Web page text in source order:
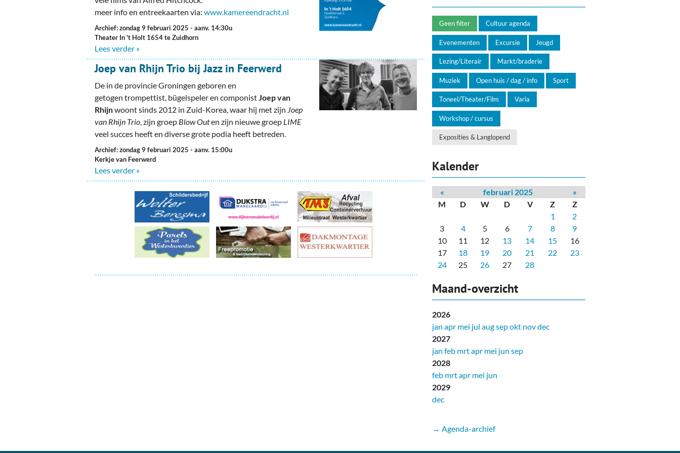
Politieke Partijen On-line bestellen in Zuidhorn
Financiën, Makelaars & Hypotheken
Diensten, Gemak & Zakelijk
(Ver) Bouw & Onderhoud
meer info en entreekaarten via:www.kamereendracht.nl
Archief: zondag 9 februari 2025- aanv. 14:30u
Theater In 't Holt 1654 te Zuidhorn
Lees verder »
Joep van Rhijn Trio bij Jazz in Feerwerd
De in de provincie Groningen geboren en
getogen trompettist, bügelspeler en componist Joep van
Rhijnwoont sinds 2012 in Zuid-Korea, waar hij met zijn Joep
van Rhijn Trio , zijn groep Blow Outen zijn nieuwe groep LIME
veel succes heeft en diverse grote podia heeft betreden.
Archief: zondag 9 februari 2025- aanv. 15:00u
Kerkje van Feerwerd
Lees verder »
Geen filter Cultuur agenda
Evenementen Excursie Jeugd
Lezing/Literair Markt/braderie
Muziek Open huis / dag / info Sport
Toneel/Theater/Film Varia
Workshop / cursus
Exposities & Langlopend
Kalender
« februari 2025
»
M
D W D V Z
Z
1
2
3
4 5 6 7 8
9
10
11 12 13 14 15
16
17
18 19 20 21 22
23
24
25 26 27 28
Maand-overzicht
2026
jan apr mei jul augsepokt novdec
2027
jan feb mrtapr mei jun sep
2028
feb mrtapr mei jun
2029
dec
→ Agenda-archief